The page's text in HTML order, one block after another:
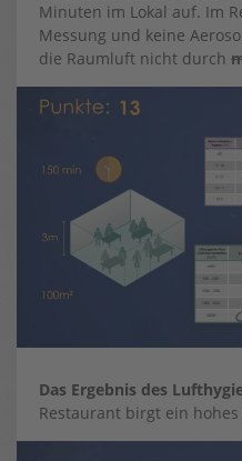
Minuten im Lokal auf. Im
Messung und keine
die Raumluft nicht durch
Das Ergebnis des
Restaurant birgt ein